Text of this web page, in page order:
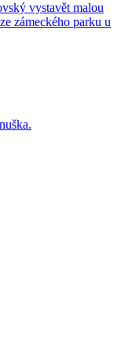
vystavět malou
zámeckého parku u